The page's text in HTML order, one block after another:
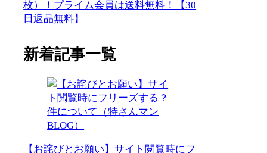
枚）！プライム会員は送料無料！【30
日返品無料】
新着記事一覧
【お詫びとお願い】サイト閲覧時にフ